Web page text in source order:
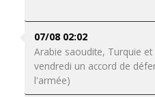
07/08 02:02
Arabie saoudite, Turquie
vendredi un accord de
l'armée)